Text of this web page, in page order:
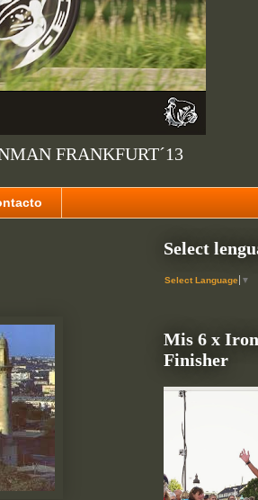
FRANKFURT´13
Select
Select Language ▼
Mis 6 x
Finisher